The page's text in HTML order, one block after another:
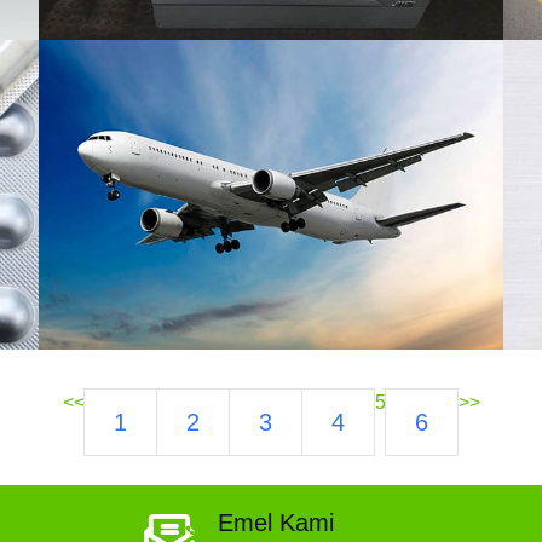
<<
1 2 3 4
5
6
>>
Emel Kami